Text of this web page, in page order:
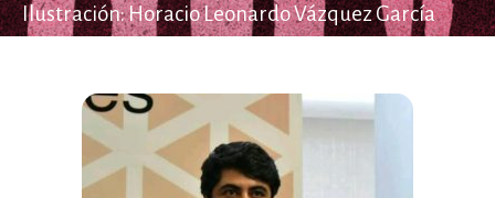
Ilustración: Horacio Leonardo Vázquez García